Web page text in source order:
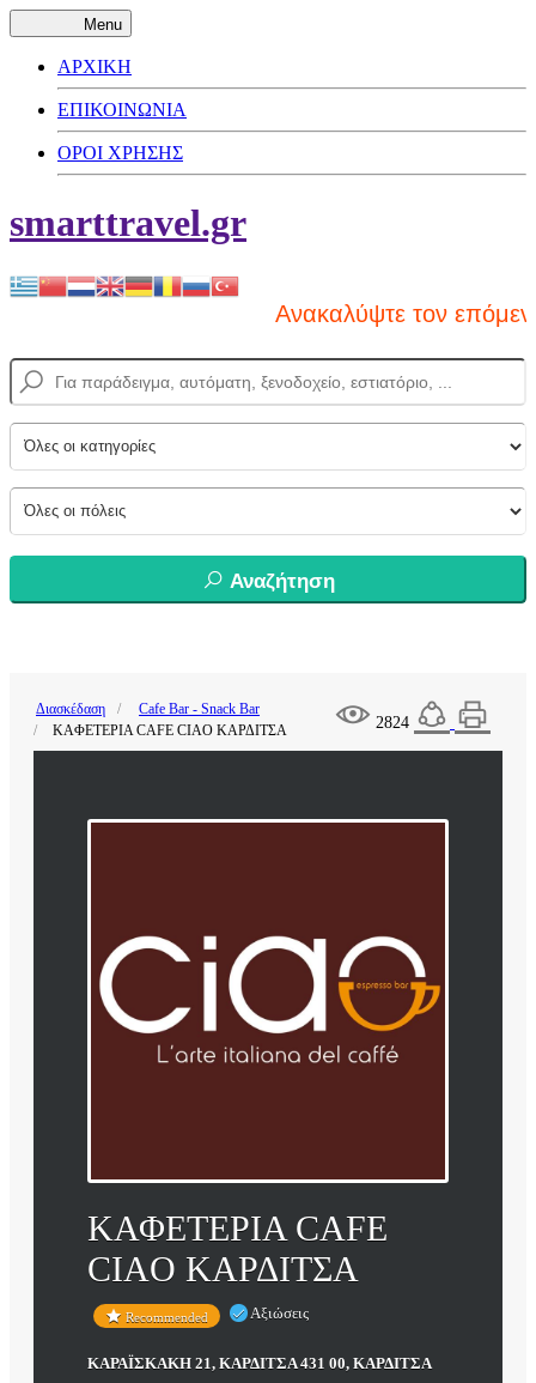
Menu
ΑΡΧΙΚΗ
ΕΠΙΚΟΙΝΩΝΙΑ
ΟΡΟΙ ΧΡΗΣΗΣ
smarttravel.gr
Ανακαλύψτε τον
Αναζήτηση
2824
Διασκέδαση
Cafe Bar - Snack Bar
ΚΑΦΕΤΕΡΙΑ CAFE CIAO ΚΑΡΔΙΤΣΑ
ΚΑΦΕΤΕΡΙΑ CAFE
CIAO ΚΑΡΔΙΤΣΑ
Recommended Αξιώσεις
ΚΑΡΑΪΣΚΑΚΗ 21, ΚΑΡΔΙΤΣΑ 431 00, ΚΑΡΔΙΤΣΑ